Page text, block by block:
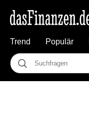
Trend Populär